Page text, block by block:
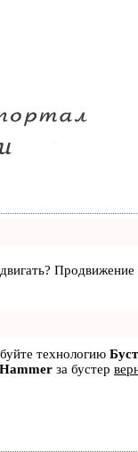
технологию Буст
за бустер